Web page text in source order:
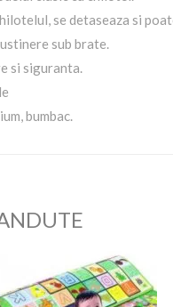
se detaseaza si
sub brate.
si siguranta.
bumbac.